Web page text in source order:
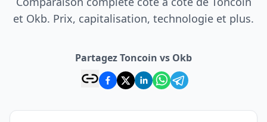
et Okb. Prix, capitalisation, technologie et plus.
Partagez Toncoin vs Okb